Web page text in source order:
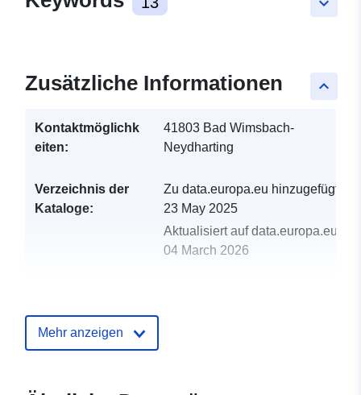
keyboard_arrow_up
Zusätzliche Informationen
Kontaktmöglichk
eiten:
41803 Bad Wimsbach-
Neydharting
Verzeichnis der
Kataloge:
Zu data.europa.eu hinzugefügt:
23 May 2025
Aktualisiert auf data.europa.eu:
04 March 2026
Mehr anzeigen